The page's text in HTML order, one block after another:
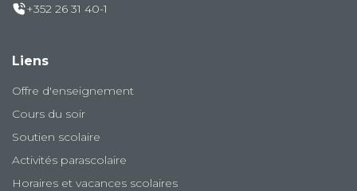
+352 26 31 40-1
Liens
Offre d'enseignement
Cours du soir
Soutien scolaire
Activités parascolaire
Horaires et vacances scolaires